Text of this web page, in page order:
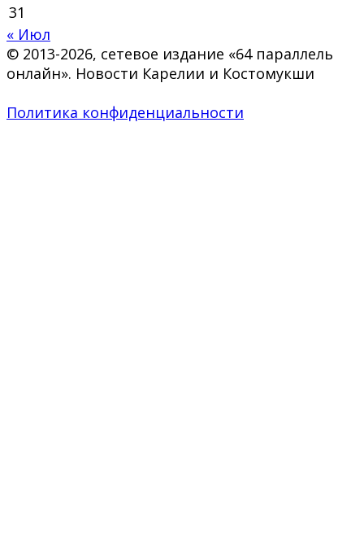
31
« Июл
© 2013-2026, сетевое издание «64 параллель
онлайн». Новости Карелии и Костомукши
Политика конфиденциальности